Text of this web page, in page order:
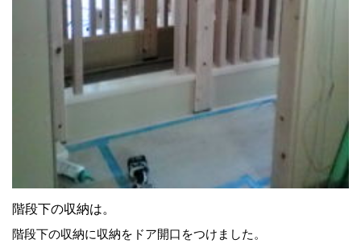
階段下の収納は。
階段下の収納に収納をドア開口をつけました。